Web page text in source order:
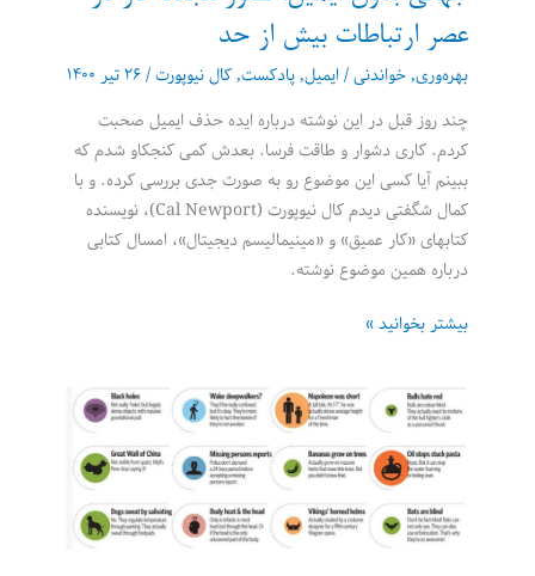
روایت
می‌کند
عصر ارتباطات بیش از حد
بهره‌وری,خواندنی/ایمیل,پادکست,کال نیوپورت/۲۶ تیر ۱۴۰۰
چند روز قبل در این نوشته درباره ایده حذف ایمیل صحبت
کردم. کاری دشوار و طاقت فرسا. بعدش کمی کنجکاو شدم که
ببینم آیا کسی این موضوع رو به صورت جدی بررسی کرده. و با
کمال شگفتی دیدم کال نیوپورت (Cal Newport)، نویسنده
کتابهای «کار عمیق» و «مینیمالیسم دیجیتال»، امسال کتابی
درباره همین موضوع نوشته.
جهانی
ایمیل:
تصور
مجدد
عصر
بیشتر بخوانید »